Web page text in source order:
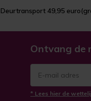
Deurtransport 49,95
Ontvang de
* Lees hier de